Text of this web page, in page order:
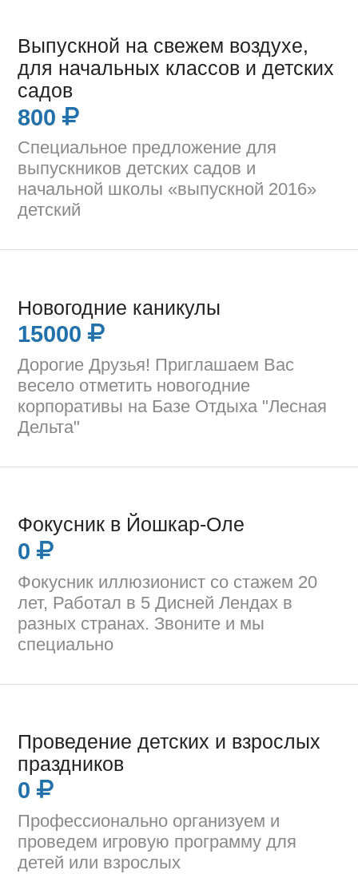
Выпускной на свежем воздухе,
для начальных классов и детских
садов
800
Специальное предложение для
выпускников детских садов и
начальной школы «выпускной 2016»
детский
Новогодние каникулы
15000
Дорогие Друзья! Приглашаем Вас
весело отметить новогодние
корпоративы на Базе Отдыха "Лесная
Дельта"
Фокусник в Йошкар-Оле
0
Фокусник иллюзионист со стажем 20
лет, Работал в 5 Дисней Лендах в
разных странах. Звоните и мы
специально
Проведение детских и взрослых
праздников
0
Профессионально организуем и
проведем игровую программу для
детей или взрослых